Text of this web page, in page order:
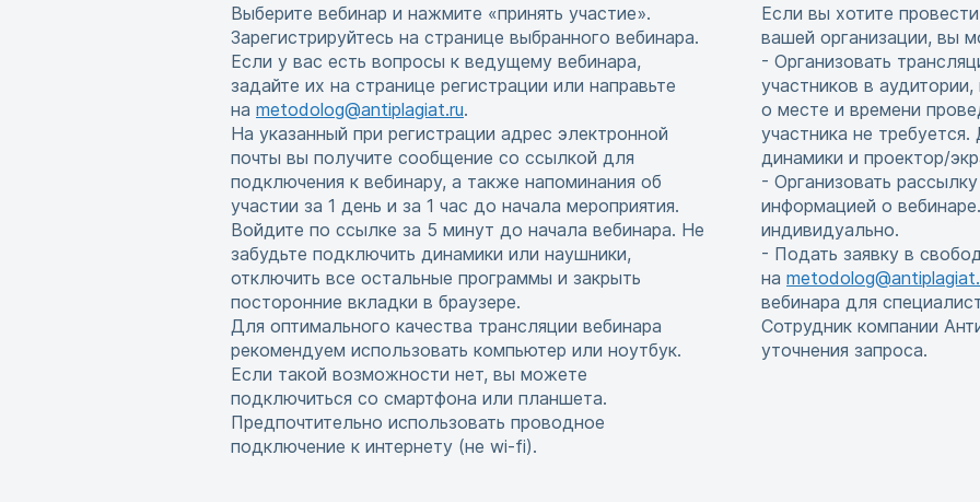
Выберите вебинар и нажмите «принять участие».
Зарегистрируйтесь на странице выбранного вебинара.
Если у вас есть вопросы к ведущему вебинара,
задайте их на странице регистрации или направьте
на metodolog@antiplagiat.ru.
На указанный при регистрации адрес электронной
почты вы получите сообщение со ссылкой для
подключения к вебинару, а также напоминания об
участии за 1 день и за 1 час до начала мероприятия.
Войдите по ссылке за 5 минут до начала вебинара. Не
забудьте подключить динамики или наушники,
отключить все остальные программы и закрыть
посторонние вкладки в браузере.
Для оптимального качества трансляции вебинара
рекомендуем использовать компьютер или ноутбук.
Если такой возможности нет, вы можете
подключиться со смартфона или планшета.
Предпочтительно использовать проводное
подключение к интернету (не wi-fi).
Если вы хотите
вашей организации, вы
- Организовать
участников в
о месте и времени
участника не
динамики и проектор/
- Организовать
информацией о
индивидуально.
- Подать заявку в
на
вебинара для
Сотрудник компании
уточнения запроса.